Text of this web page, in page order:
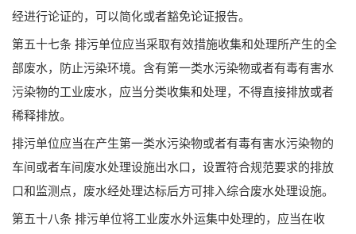
经进行论证的，可以简化或者豁免论证报告。
第五十七条 排污单位应当采取有效措施收集和处理所产生的全
部废水，防止污染环境。含有第一类水污染物或者有毒有害水
污染物的工业废水，应当分类收集和处理，不得直接排放或者
稀释排放。
排污单位应当在产生第一类水污染物或者有毒有害水污染物的
车间或者车间废水处理设施出水口，设置符合规范要求的排放
口和监测点，废水经处理达标后方可排入综合废水处理设施。
第五十八条 排污单位将工业废水外运集中处理的，应当在收